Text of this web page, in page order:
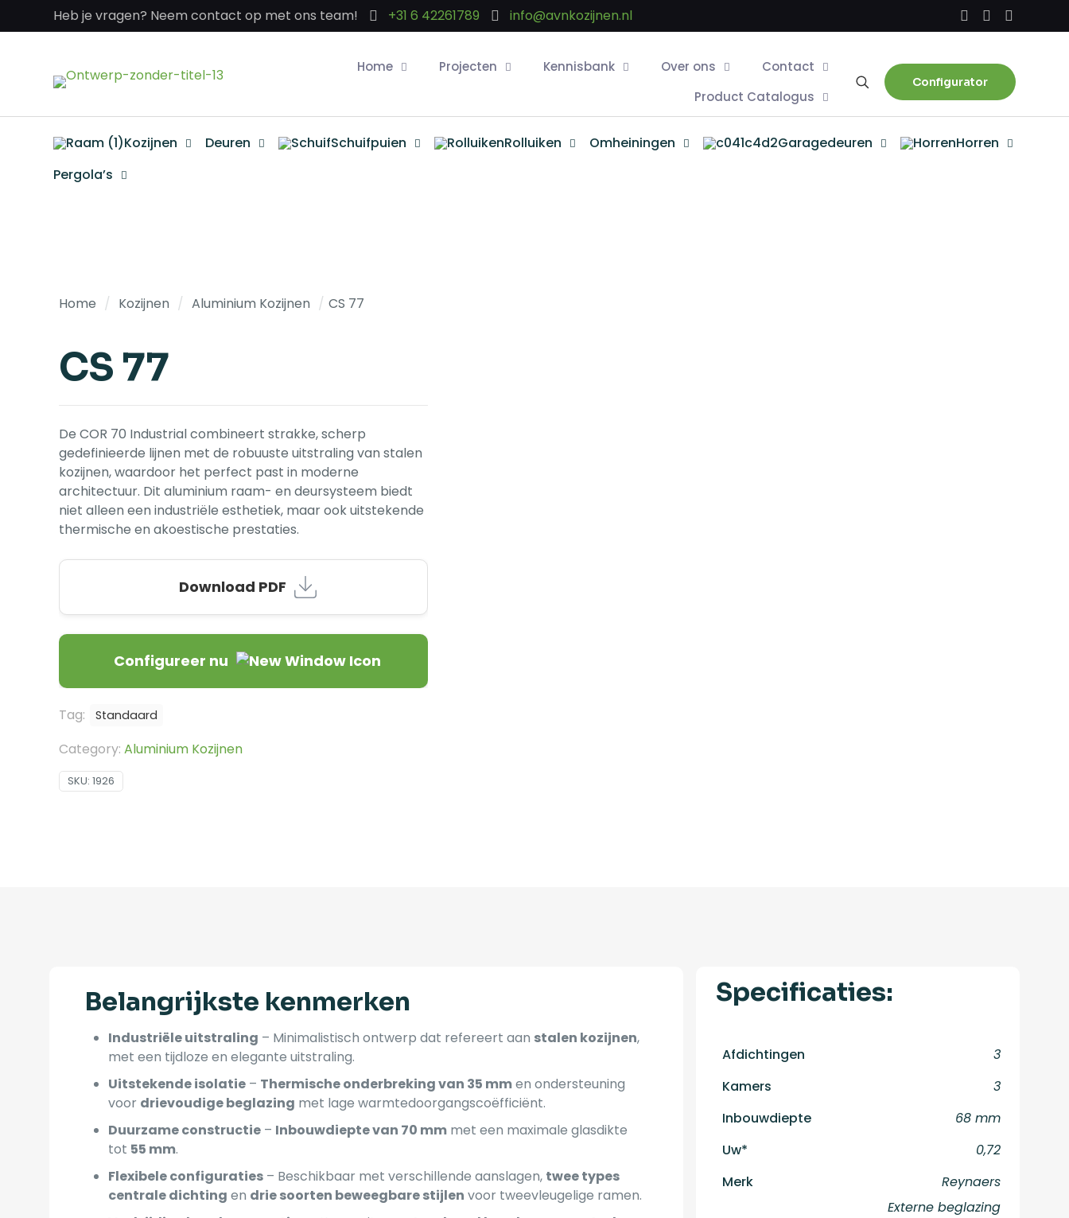
Heb je vragen? Neem contact op met ons team! +31 6 42261789 info@avnkozijnen.nl
Home Projecten Kennisbank Over ons
Contact
Product Catalogus
Configurator
Kozijnen Deuren Schuifpuien Rolluiken Omheiningen Garagedeuren
Horren
Pergola’s
Home / Kozijnen / Aluminium Kozijnen / CS 77
CS 77
De COR 70 Industrial combineert strakke, scherp
gedefinieerde lijnen met de robuuste uitstraling van stalen
kozijnen, waardoor het perfect past in moderne
architectuur. Dit aluminium raam- en deursysteem biedt
niet alleen een industriële esthetiek, maar ook uitstekende
thermische en akoestische prestaties.
Download PDF
Configureer nu
Tag: Standaard
Category: Aluminium Kozijnen
SKU: 1926
Belangrijkste kenmerken
Industriële uitstraling – Minimalistisch ontwerp dat refereert aan stalen kozijnen,
met een tijdloze en elegante uitstraling.
Uitstekende isolatie– Thermische onderbreking van 35 mmen ondersteuning
voor drievoudige beglazing met lage warmtedoorgangscoëfficiënt.
Duurzame constructie– Inbouwdiepte van 70 mmmet een maximale glasdikte
tot 55 mm.
Flexibele configuraties– Beschikbaar met verschillende aanslagen, twee types
centrale dichting en drie soorten beweegbare stijlen voor tweevleugelige ramen.
Specificaties:
Afdichtingen
3
Kamers
3
Inbouwdiepte
68 mm
Uw*
0,72
Merk
Reynaers
Externe beglazing